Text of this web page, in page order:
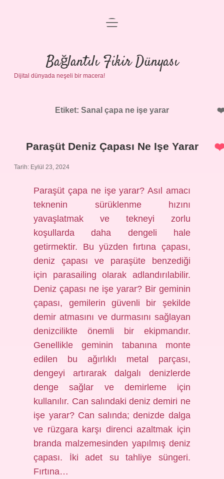
Anasayfa
Gizlilik Politikası
Yasal Uyarı
menüyü
Bağlantılı Fikir Dünyası
Dijital dünyada neşeli bir macera!
Etiket: Sanal çapa ne işe yarar
Paraşüt Deniz Çapası Ne Işe Yarar
Tarih: Eylül 23, 2024
Paraşüt çapa ne işe yarar? Asıl amacı
teknenin sürüklenme hızını
yavaşlatmak ve tekneyi zorlu
koşullarda daha dengeli hale
getirmektir. Bu yüzden fırtına çapası,
deniz çapası ve paraşüte benzediği
için parasailing olarak adlandırılabilir.
Deniz çapası ne işe yarar? Bir geminin
çapası, gemilerin güvenli bir şekilde
demir atmasını ve durmasını sağlayan
denizcilikte önemli bir ekipmandır.
Genellikle geminin tabanına monte
edilen bu ağırlıklı metal parçası,
dengeyi artırarak dalgalı denizlerde
denge sağlar ve demirleme için
kullanılır. Can salındaki deniz demiri ne
işe yarar? Can salında; denizde dalga
ve rüzgara karşı direnci azaltmak için
branda malzemesinden yapılmış deniz
çapası. İki adet su tahliye süngeri.
Fırtına…